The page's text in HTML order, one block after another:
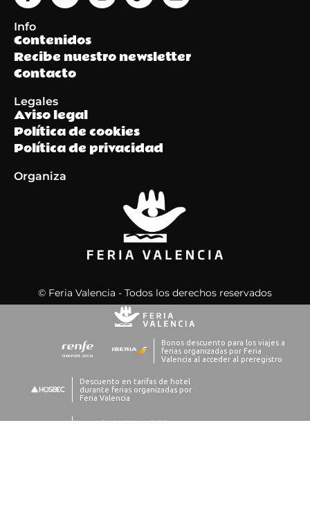
Info
Contenidos
Recibe nuestro newsletter
Contacto
Legales
Aviso legal
Política de cookies
Política de privacidad
Organiza
© Feria Valencia - Todos los derechos reservados